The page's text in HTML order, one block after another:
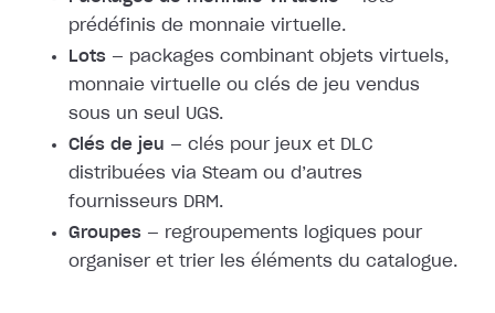
prédéfinis de monnaie virtuelle.
Lots — packages combinant objets virtuels,
monnaie virtuelle ou clés de jeu vendus
sous un seul UGS.
Clés de jeu — clés pour jeux et DLC
distribuées via Steam ou d’autres
fournisseurs DRM.
Groupes — regroupements logiques pour
organiser et trier les éléments du catalogue.